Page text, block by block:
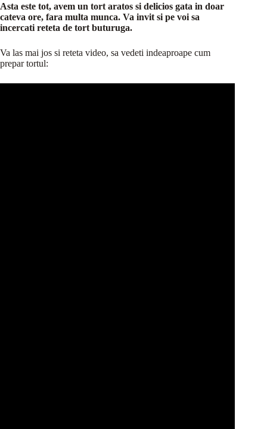
Asta este tot, avem un tort aratos si delicios gata in doar
cateva ore, fara multa munca. Va invit si pe voi sa
incercati reteta de tort buturuga.
Va las mai jos si reteta video, sa vedeti indeaproape cum
prepar tortul: